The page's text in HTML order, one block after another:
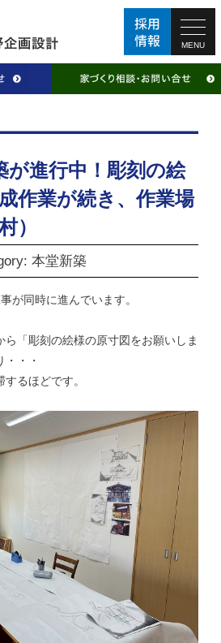
MENU
が進行中！彫刻の絵
作業が続き、作業場
）
本堂新築
が同時に進んでいます。
ら「彫刻の絵様の原寸図をお願いしま
・・
るほどです。